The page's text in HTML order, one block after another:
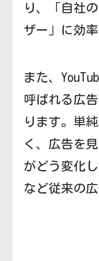
り、「自社
ザー」に効
また、
呼ばれる広
ります。単
く、広告を
がどう変化
など従来の